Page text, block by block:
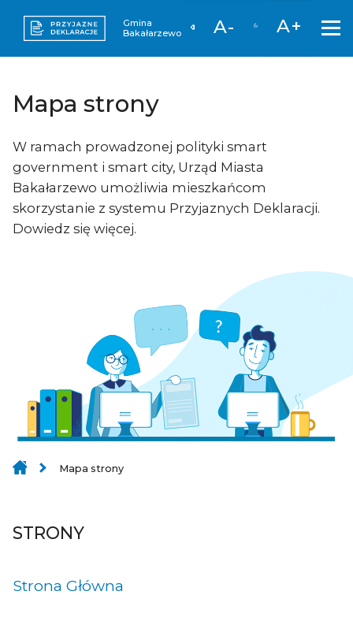
Gmina
Bakałarzewo
A- A+
Mapa strony
W ramach prowadzonej polityki smart
government i smart city, Urząd Miasta
Bakałarzewo umożliwia mieszkańcom
skorzystanie z systemu Przyjaznych Deklaracji.
Dowiedz się więcej.
Mapa strony
STRONY
Strona Główna